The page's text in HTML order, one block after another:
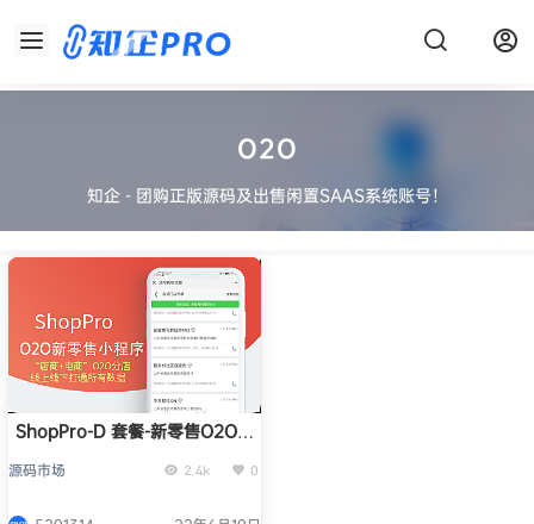
O2O
知企 - 团购正版源码及出售闲置SAAS系统账号！
ShopPro-D 套餐-新零售O2O正
源码市场 2.4k 0